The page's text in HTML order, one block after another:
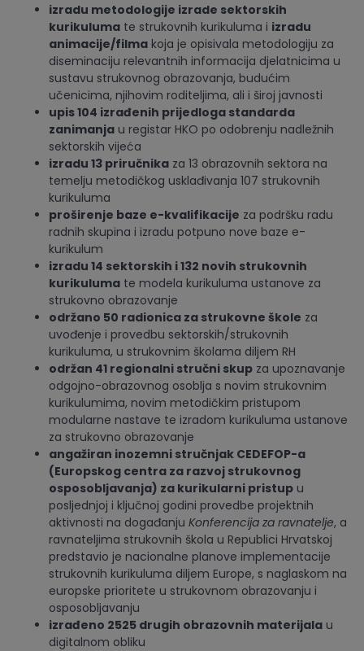
izradu metodologije izrade sektorskih
kurikuluma te strukovnih kurikuluma i izradu
animacije/filma koja je opisivala metodologiju za
diseminaciju relevantnih informacija djelatnicima u
sustavu strukovnog obrazovanja, budućim
učenicima, njihovim roditeljima, ali i široj javnosti
upis 104 izrađenih prijedloga standarda
zanimanja u registar HKO po odobrenju nadležnih
sektorskih vijeća
izradu 13 priručnika za 13 obrazovnih sektora na
temelju metodičkog usklađivanja 107 strukovnih
kurikuluma
proširenje baze e-kvalifikacije za podršku radu
radnih skupina i izradu potpuno nove baze e-
kurikulum
izradu 14 sektorskih i 132 novih strukovnih
kurikuluma te modela kurikuluma ustanove za
strukovno obrazovanje
održano 50 radionica za strukovne škole za
uvođenje i provedbu sektorskih/strukovnih
kurikuluma, u strukovnim školama diljem RH
održan 41 regionalni stručni skup za upoznavanje
odgojno-obrazovnog osoblja s novim strukovnim
kurikulumima, novim metodičkim pristupom
modularne nastave te izradom kurikuluma ustanove
za strukovno obrazovanje
angažiran inozemni stručnjak CEDEFOP-a
(Europskog centra za razvoj strukovnog
osposobljavanja) za kurikularni pristup u
posljednjoj i ključnoj godini provedbe projektnih
aktivnosti na događanju Konferencija za ravnatelje, a
ravnateljima strukovnih škola u Republici Hrvatskoj
predstavio je nacionalne planove implementacije
strukovnih kurikuluma diljem Europe, s naglaskom na
europske prioritete u strukovnom obrazovanju i
osposobljavanju
izrađeno 2525 drugih obrazovnih materijala u
digitalnom obliku